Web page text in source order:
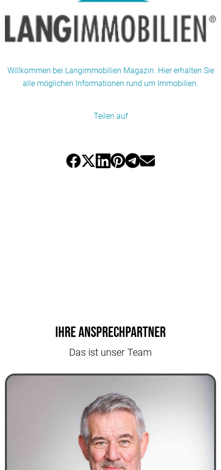
Willkommen bei Langimmobilien Magazin. Hier erhalten Sie
alle möglichen Informationen rund um Immobilien.
Teilen auf
Ihre Ansprechpartner
Das ist unser Team